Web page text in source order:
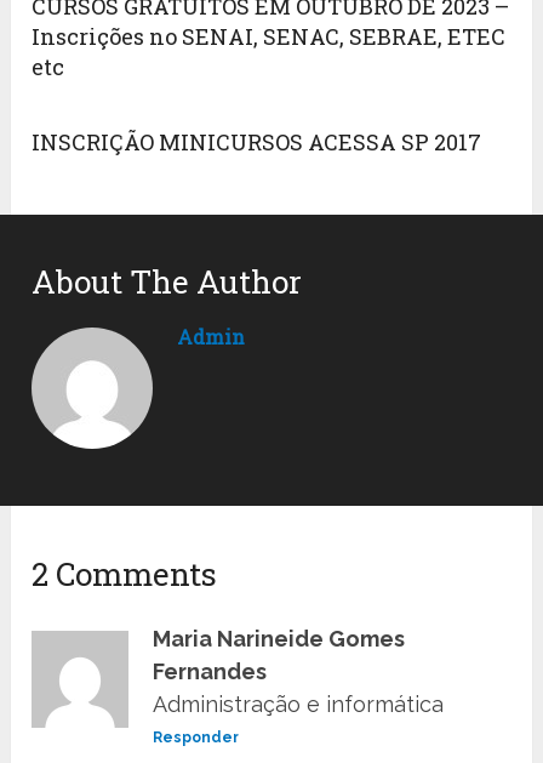
CURSOS GRATUITOS EM OUTUBRO DE 2023 –
Inscrições no SENAI, SENAC, SEBRAE, ETEC
etc
INSCRIÇÃO MINICURSOS ACESSA SP 2017
About The Author
Admin
2 Comments
Maria Narineide Gomes
Fernandes
Administração e informática
Responder